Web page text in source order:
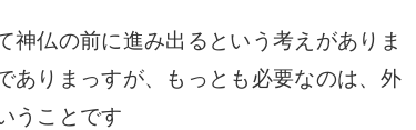
仏の前に進み出るという考えがありま
ありまっすが、もっとも必要なのは、外
うことです